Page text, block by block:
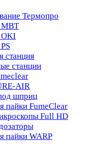
Термопро
MBT
OKI
станция
станции
AIR
шприц
пайки FumeClear
Full HD
пайки WARP